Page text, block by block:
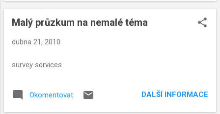
Malý průzkum na nemalé téma
dubna 21, 2010
survey services
Okomentovat DALŠÍ INFORMACE